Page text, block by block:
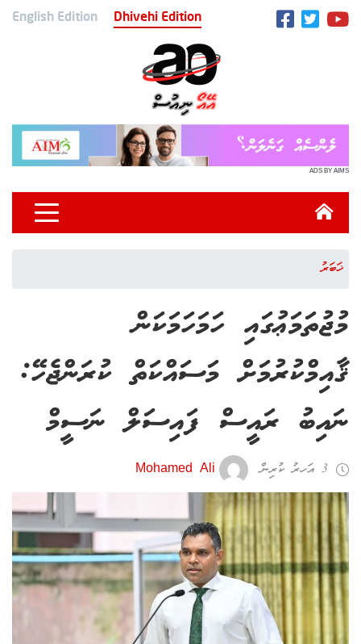
English Edition Dhivehi Edition
ADS BY AIMS
ޚަބަރު
މުޖުތަމަޢުގައި ހަމަހަމަކަން
ޤާއިމްކުރުމަށް މަސައްކަތް ކުރަންޖެހޭ:
ނައިބު ރައީސް ފައިސަލް ނަސީމް
3 އަހރު ކުރިން Mohamed Ali